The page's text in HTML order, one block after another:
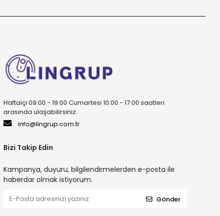
Haftaiçi 09:00 - 19:00 Cumartesi 10:00 - 17:00 saatleri
arasında ulaşabilirsiniz.
info@lingrup.com.tr
Bizi Takip Edin
Kampanya, duyuru, bilgilendirmelerden e-posta ile
haberdar olmak istiyorum.
Gönder